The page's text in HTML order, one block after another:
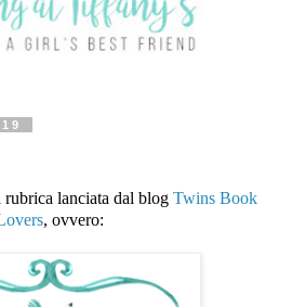
lanciata dal blog Twins Book
, ovvero: